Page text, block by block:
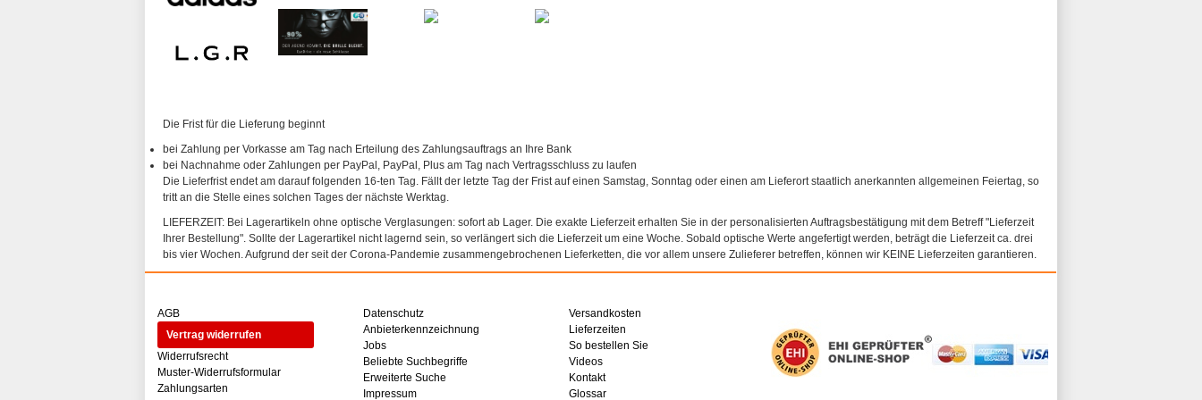
Die Frist für die Lieferung beginnt
bei Zahlung per Vorkasse am Tag nach Erteilung des Zahlungsauftrags an Ihre Bank
bei Nachnahme oder Zahlungen per PayPal, PayPal, Plus am Tag nach Vertragsschluss zu laufen
Die Lieferfrist endet am darauf folgenden 16-ten Tag. Fällt der letzte Tag der Frist auf einen Samstag, Sonntag oder einen am Lieferort staatlich anerkannten allgemeinen Feiertag, so
tritt an die Stelle eines solchen Tages der nächste Werktag.
LIEFERZEIT: Bei Lagerartikeln ohne optische Verglasungen: sofort ab Lager. Die exakte Lieferzeit erhalten Sie in der personalisierten Auftragsbestätigung mit dem Betreff "Lieferzeit
Ihrer Bestellung". Sollte der Lagerartikel nicht lagernd sein, so verlängert sich die Lieferzeit um eine Woche. Sobald optische Werte angefertigt werden, beträgt die Lieferzeit ca. drei
bis vier Wochen. Aufgrund der seit der Corona-Pandemie zusammengebrochenen Lieferketten, die vor allem unsere Zulieferer betreffen, können wir KEINE Lieferzeiten garantieren.
AGB
Vertrag widerrufen
Widerrufsrecht
Muster-Widerrufsformular
Zahlungsarten
Datenschutz
Anbieterkennzeichnung
Jobs
Beliebte Suchbegriffe
Erweiterte Suche
Impressum
Versandkosten
Lieferzeiten
So bestellen Sie
Videos
Kontakt
Glossar